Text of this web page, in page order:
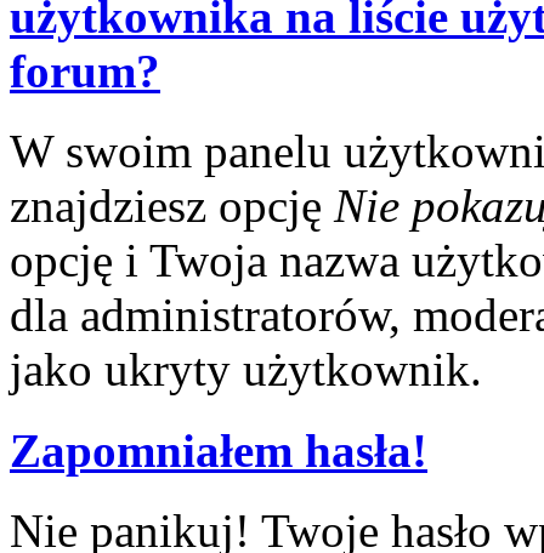
użytkownika na liście
forum?
W swoim panelu
znajdziesz opcję Nie
opcję i Twoja nazwa
dla administratorów,
jako ukryty użytkownik.
Zapomniałem hasła!
Nie panikuj! Twoje hasło